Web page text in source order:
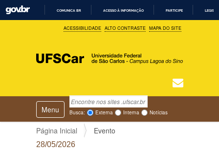
R
A
E
D
COMUNICA BR ACESSO À INFORMAÇÃO PARTICIPE
ACESSIBILIDADE ALTO CONTRASTE MAPA DO SITE
Busca
Busca Avançada…
Busca: Externa Interna Notícias
v
Toggle navigation
Página Inicial Evento
28/05/2026